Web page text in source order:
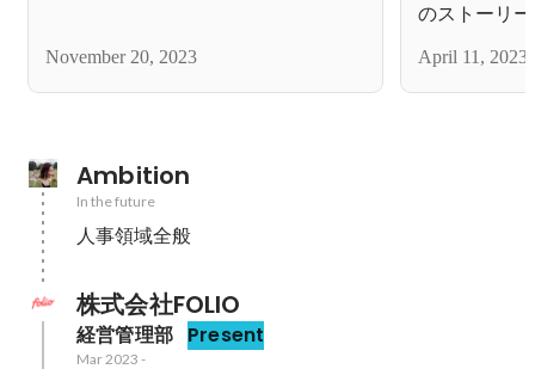
November 20, 2023
のストーリ
April 11, 2023
Ambition
In the future
人事領域全般
株式会社FOLIO
経営管理部 Present
Mar 2023 -